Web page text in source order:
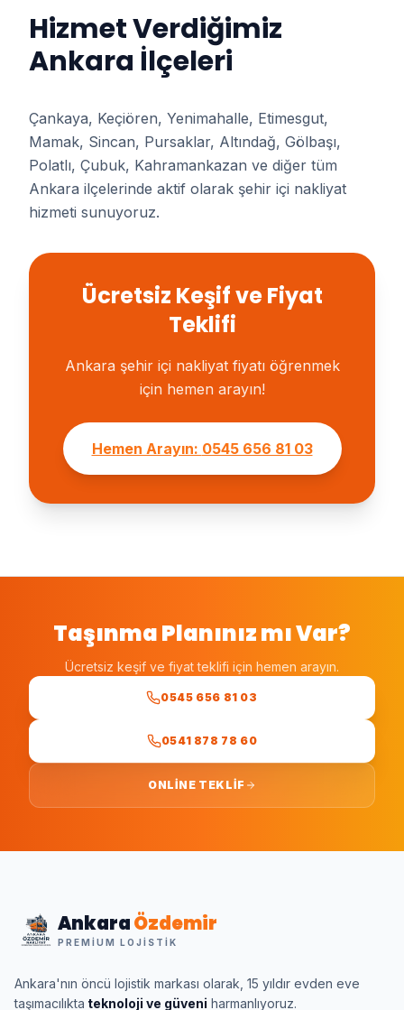
Hizmet Verdiğimiz
Ankara İlçeleri
Çankaya, Keçiören, Yenimahalle, Etimesgut,
Mamak, Sincan, Pursaklar, Altındağ, Gölbaşı,
Polatlı, Çubuk, Kahramankazan ve diğer tüm
Ankara ilçelerinde aktif olarak şehir içi nakliyat
hizmeti sunuyoruz.
Ücretsiz Keşif ve Fiyat
Teklifi
Ankara şehir içi nakliyat fiyatı öğrenmek
için hemen arayın!
Hemen Arayın: 0545 656 81 03
Taşınma Planınız mı Var?
Ücretsiz keşif ve fiyat teklifi için hemen arayın.
0545 656 81 03
0541 878 78 60
ONLINE TEKLIF
AnkaraÖzdemir
PREMIUM LOJISTIK
Ankara'nın öncü lojistik markası olarak, 15 yıldır evden eve
taşımacılıkta teknoloji ve güveni harmanlıyoruz.